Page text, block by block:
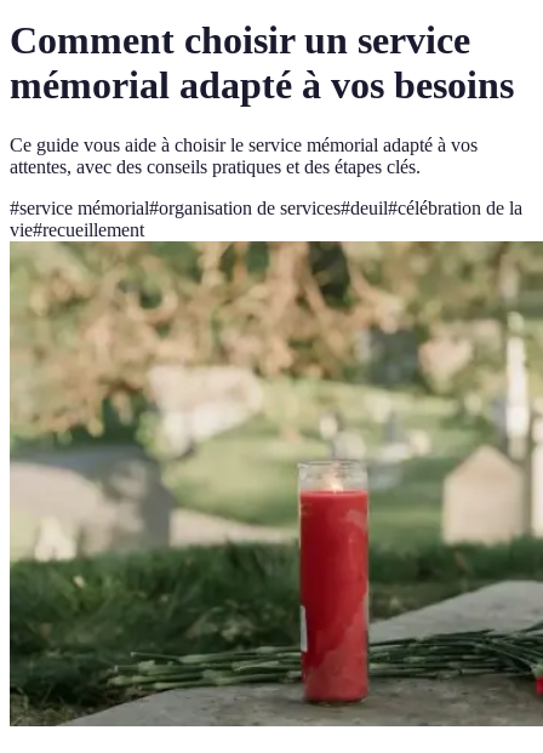
Comment choisir un service
mémorial adapté à vos besoins
Ce guide vous aide à choisir le service mémorial adapté à vos
attentes, avec des conseils pratiques et des étapes clés.
#service mémorial#organisation de services#deuil#célébration de la
vie#recueillement